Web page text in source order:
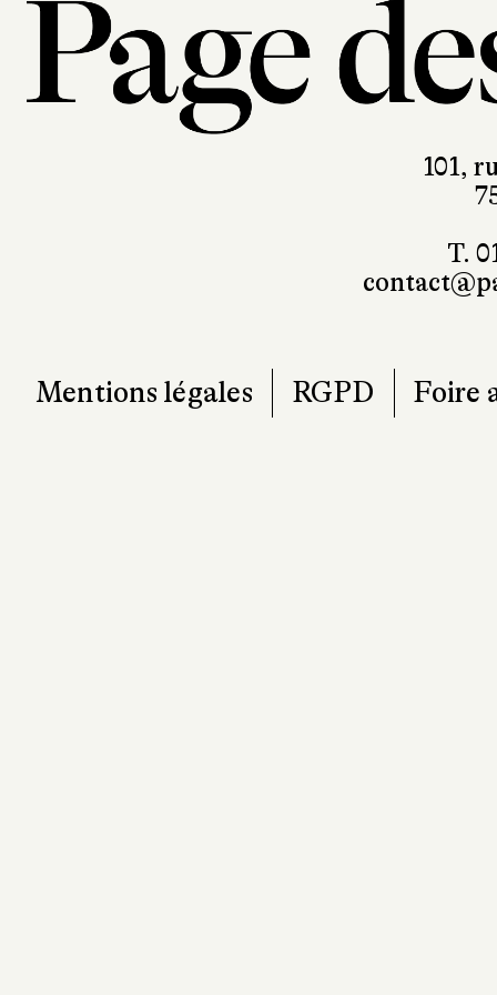
101,
T.
Mentions légales RGPD Foire